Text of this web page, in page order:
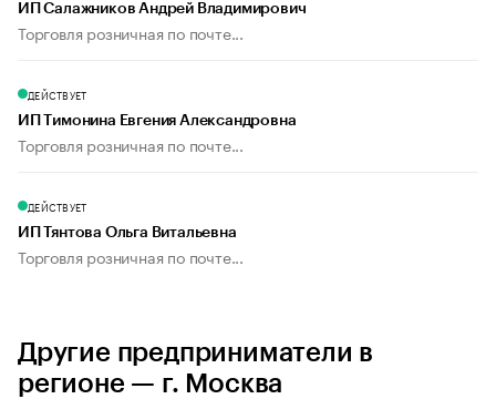
ИП Салажников Андрей Владимирович
Торговля розничная по почте...
ДЕЙСТВУЕТ
ИП Тимонина Евгения Александровна
Торговля розничная по почте...
ДЕЙСТВУЕТ
ИП Тянтова Ольга Витальевна
Торговля розничная по почте...
Другие предприниматели в
регионе — г. Москва